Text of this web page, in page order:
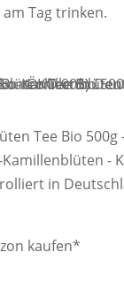
Tag trinken.
Tee Bio 500g
-
in